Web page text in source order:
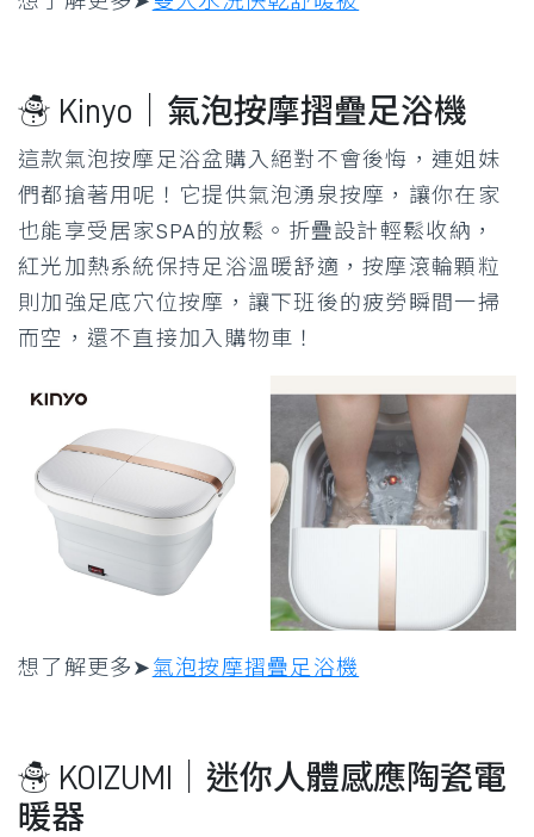
☃ Kinyo｜氣泡按摩摺疊足浴機
這款氣泡按摩足浴盆購入絕對不會後悔，連姐妹
們都搶著用呢！它提供氣泡湧泉按摩，讓你在家
也能享受居家SPA的放鬆。折疊設計輕鬆收納，
紅光加熱系統保持足浴溫暖舒適，按摩滾輪顆粒
則加強足底穴位按摩，讓下班後的疲勞瞬間一掃
而空，還不直接加入購物車！
想了解更多➤ 氣泡按摩摺疊足浴機
☃ KOIZUMI｜迷你人體感應陶瓷電
暖器